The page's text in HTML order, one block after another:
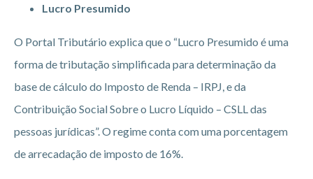
Lucro Presumido
O Portal Tributário explica que o “Lucro Presumido é uma
forma de tributação simplificada para determinação da
base de cálculo do Imposto de Renda – IRPJ, e da
Contribuição Social Sobre o Lucro Líquido – CSLL das
pessoas jurídicas”. O regime conta com uma porcentagem
de arrecadação de imposto de 16%.